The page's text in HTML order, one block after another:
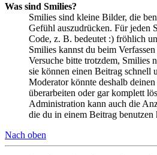
Was sind Smilies?
Smilies sind kleine Bilder, die
Gefühl auszudrücken. Für jeden
Code, z. B. bedeutet :) fröhlich
Smilies kannst du beim
Versuche bitte trotzdem, Smilies
sie können einen Beitrag schnell
Moderator könnte deshalb
überarbeiten oder gar komplett
Administration kann auch die
die du in einem Beitrag benutzen
Nach oben